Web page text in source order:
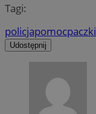
Tagi:
policjapomocpaczki
Udostępnij